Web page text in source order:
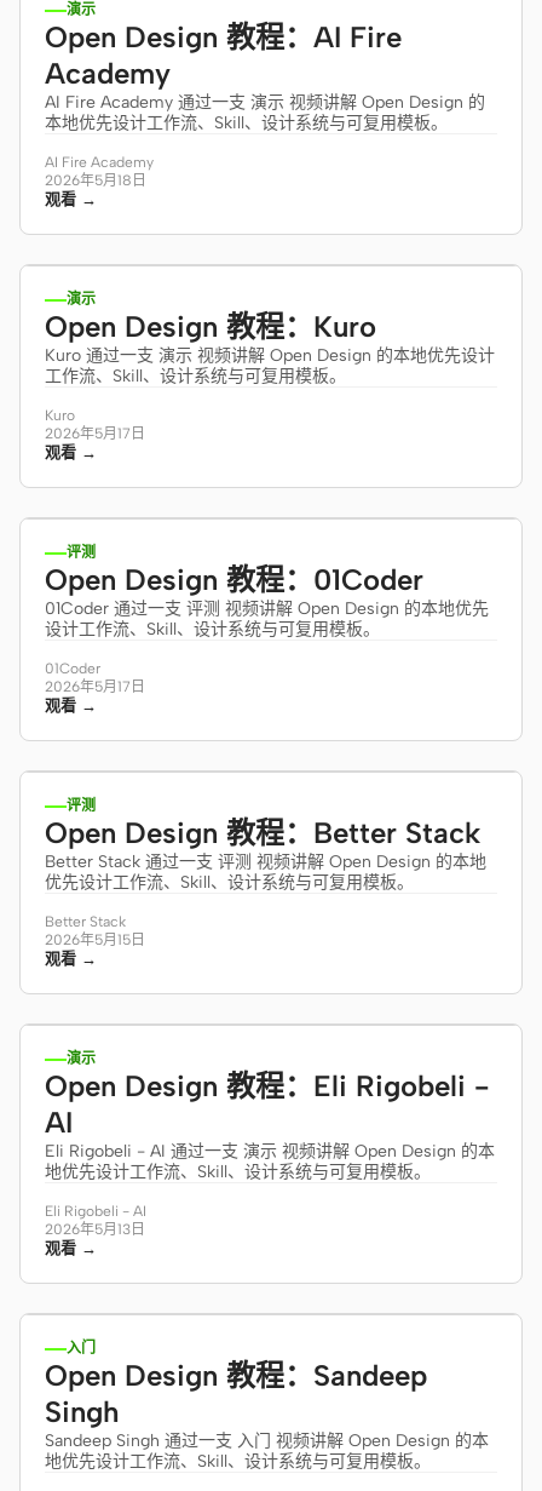
演示
Open Design 教程：AI Fire
Academy
AI Fire Academy 通过一支 演示 视频讲解 Open Design 的
本地优先设计工作流、Skill、设计系统与可复用模板。
AI Fire Academy
2026年5月18日
观看 →
0:45
演示
Open Design 教程：Kuro
Kuro 通过一支 演示 视频讲解 Open Design 的本地优先设计
工作流、Skill、设计系统与可复用模板。
Kuro
2026年5月17日
观看 →
12:25
评测
Open Design 教程：01Coder
01Coder 通过一支 评测 视频讲解 Open Design 的本地优先
设计工作流、Skill、设计系统与可复用模板。
01Coder
2026年5月17日
观看 →
7:26
评测
Open Design 教程：Better Stack
Better Stack 通过一支 评测 视频讲解 Open Design 的本地
优先设计工作流、Skill、设计系统与可复用模板。
Better Stack
2026年5月15日
观看 →
30:13
演示
Open Design 教程：Eli Rigobeli -
AI
Eli Rigobeli - AI 通过一支 演示 视频讲解 Open Design 的本
地优先设计工作流、Skill、设计系统与可复用模板。
Eli Rigobeli - AI
2026年5月13日
观看 →
11:04
入门
Open Design 教程：Sandeep
Singh
Sandeep Singh 通过一支 入门 视频讲解 Open Design 的本
地优先设计工作流、Skill、设计系统与可复用模板。